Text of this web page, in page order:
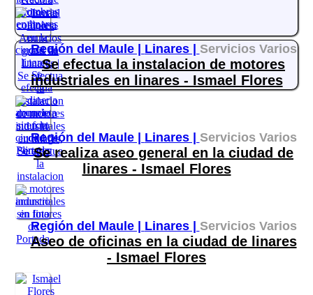
Región del Maule | Linares | Servicios Varios
Se efectua la instalacion de motores
industriales en linares - Ismael Flores
Región del Maule | Linares | Servicios Varios
Se realiza aseo general en la ciudad de
linares - Ismael Flores
Región del Maule | Linares | Servicios Varios
Aseo de oficinas en la ciudad de linares
- Ismael Flores